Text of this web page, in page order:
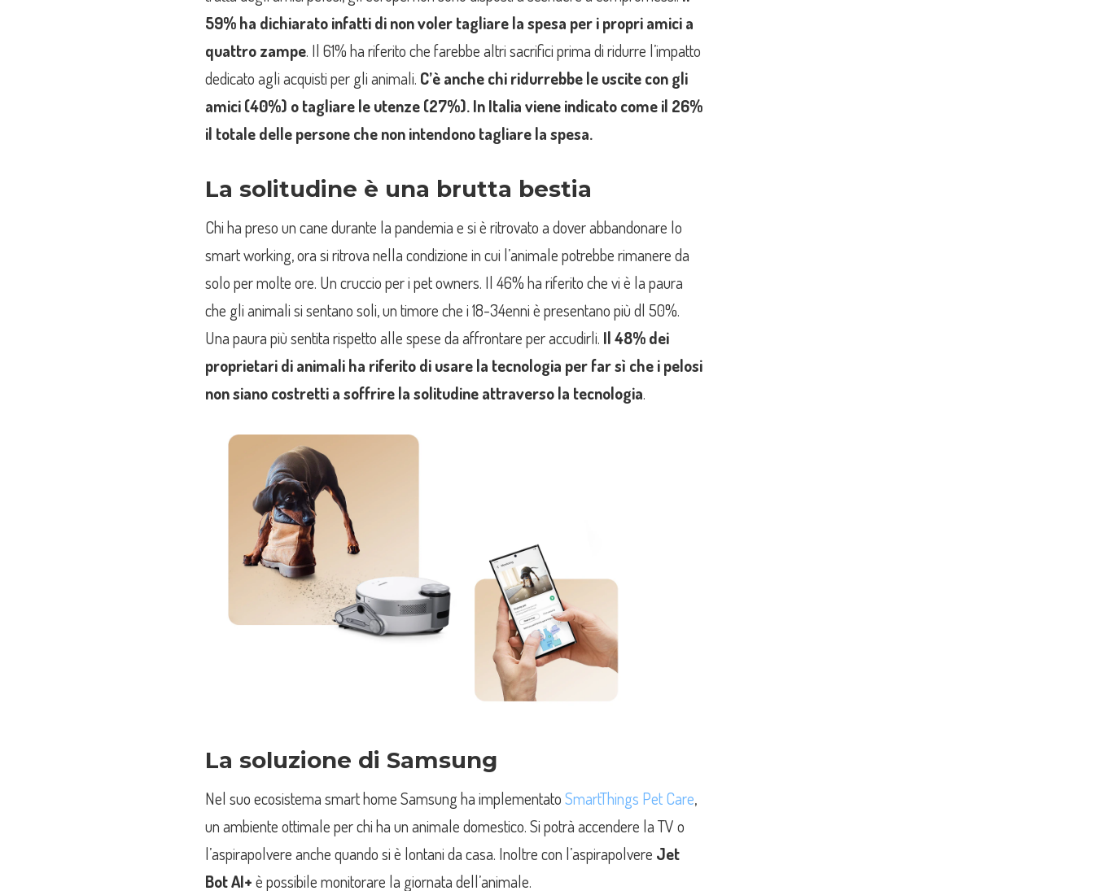
59% ha dichiarato infatti di non voler tagliare la spesa per i propri amici a
quattro zampe. Il 61% ha riferito che farebbe altri sacrifici prima di ridurre l’impatto
dedicato agli acquisti per gli animali. C’è anche chi ridurrebbe le uscite con gli
amici (40%) o tagliare le utenze (27%). In Italia viene indicato come il 26%
il totale delle persone che non intendono tagliare la spesa.
La solitudine è una brutta bestia
Chi ha preso un cane durante la pandemia e si è ritrovato a dover abbandonare lo
smart working, ora si ritrova nella condizione in cui l’animale potrebbe rimanere da
solo per molte ore. Un cruccio per i pet owners. Il 46% ha riferito che vi è la paura
che gli animali si sentano soli, un timore che i 18-34enni è presentano più dl 50%.
Una paura più sentita rispetto alle spese da affrontare per accudirli. Il 48% dei
proprietari di animali ha riferito di usare la tecnologia per far sì che i pelosi
non siano costretti a soffrire la solitudine attraverso la tecnologia.
La soluzione di Samsung
Nel suo ecosistema smart home Samsung ha implementatoSmartThings Pet Care,
un ambiente ottimale per chi ha un animale domestico. Si potrà accendere la TV o
l’aspirapolvere anche quando si è lontani da casa. Inoltre con l’aspirapolvere Jet
Bot AI+è possibile monitorare la giornata dell’animale.